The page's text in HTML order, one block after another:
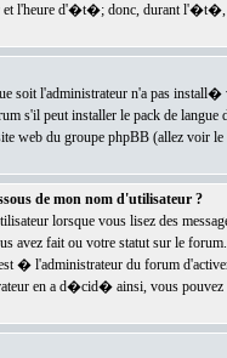
et l'heure d'�t�; donc, durant
soit l'administrateur n'a pas
s'il peut installer le pack de
web du groupe phpBB (allez voir le
de mon nom d'utilisateur ?
lorsque vous lisez des
avez fait ou votre statut sur le
� l'administrateur du forum
en a d�cid� ainsi, vous